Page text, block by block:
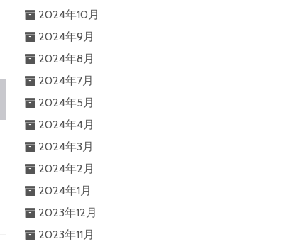
2024年10月
2024年9月
2024年8月
2024年7月
2024年5月
2024年4月
2024年3月
2024年2月
2024年1月
2023年12月
2023年11月